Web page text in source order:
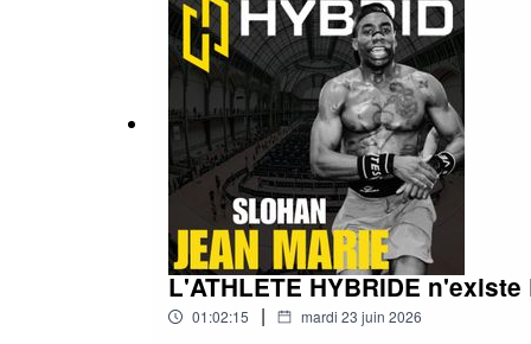
COACHINGFormation gratuite : https://
distance/Coaching Premium : https://
L'ATHLETE HYBRIDE
01:02:15 | mardi 23 juin 2026